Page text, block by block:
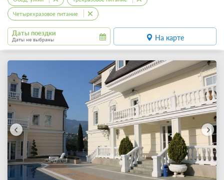
Четырехразовое питание
Даты поездки
Даты не выбраны На карте